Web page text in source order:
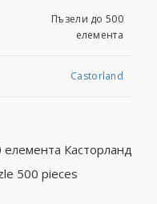
Пъзели до 500
елемента
Castorland
Касторланд
500 pieces